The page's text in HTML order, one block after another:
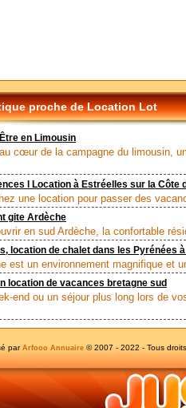
proche de Location Lot
en Limousin
cœur de la campagne du limousin,
l Location à Estréelles sur la Côte
une location pour passer des
gite Ardèche
en sud Ardèche, la confortable
location de chalet dans les Pyrénées
est un environnement magnifique et
location de vacances bretagne sud
end ou un séjour plus long lors de
par Arfooo Annuaire © 2007 - 2022 - Tous